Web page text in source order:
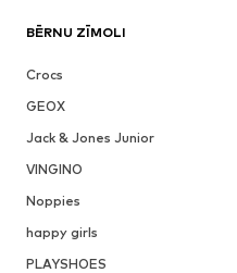
BĒRNU ZĪMOLI
Crocs
GEOX
Jack & Jones Junior
VINGINO
Noppies
happy girls
PLAYSHOES